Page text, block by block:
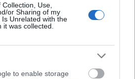
Use,
or Sharing of my
Unrelated with the
was collected.
to enable storage
jossa selvitettiin
yleisyyttä,
suomalaisilla
Tutkimusta rahoittivat
sekä